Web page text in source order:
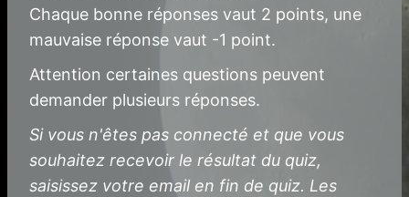
Chaque bonne réponses vaut 2 points, une
mauvaise réponse vaut -1 point.
Attention certaines questions peuvent
demander plusieurs réponses.
Si vous n'êtes pas connecté et que vous
souhaitez recevoir le résultat du quiz,
saisissez votre email en fin de quiz. Les